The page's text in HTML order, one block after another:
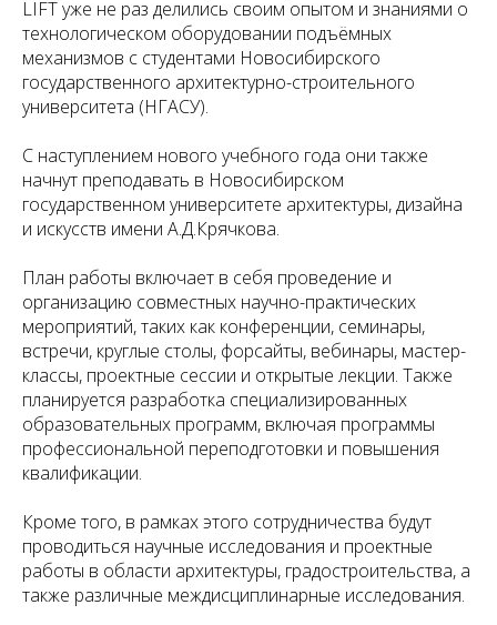
LIFT уже не раз делились своим опытом и знаниями о
технологическом оборудовании подъёмных
механизмов с студентами Новосибирского
государственного архитектурно-строительного
университета (НГАСУ).
С наступлением нового учебного года они также
начнут преподавать в Новосибирском
государственном университете архитектуры, дизайна
и искусств имени А.Д.Крячкова.
План работы включает в себя проведение и
организацию совместных научно-практических
мероприятий, таких как конференции, семинары,
встречи, круглые столы, форсайты, вебинары, мастер-
классы, проектные сессии и открытые лекции. Также
планируется разработка специализированных
образовательных программ, включая программы
профессиональной переподготовки и повышения
квалификации.
Кроме того, в рамках этого сотрудничества будут
проводиться научные исследования и проектные
работы в области архитектуры, градостроительства, а
также различные междисциплинарные исследования.